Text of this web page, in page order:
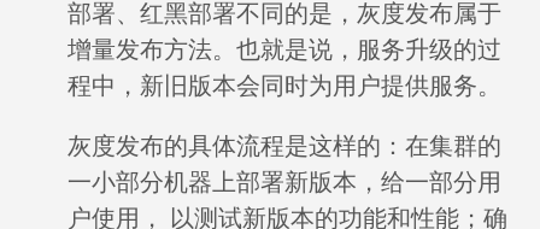
部署、红黑部署不同的是，灰度发布属于
增量发布方法。也就是说，服务升级的过
程中，新旧版本会同时为用户提供服务。
灰度发布的具体流程是这样的：在集群的
一小部分机器上部署新版本，给一部分用
户使用， 以测试新版本的功能和性能；确